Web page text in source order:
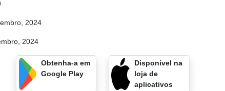
2024
2024
Obtenha-a em
Google Play
Disponível na
loja de
aplicativos